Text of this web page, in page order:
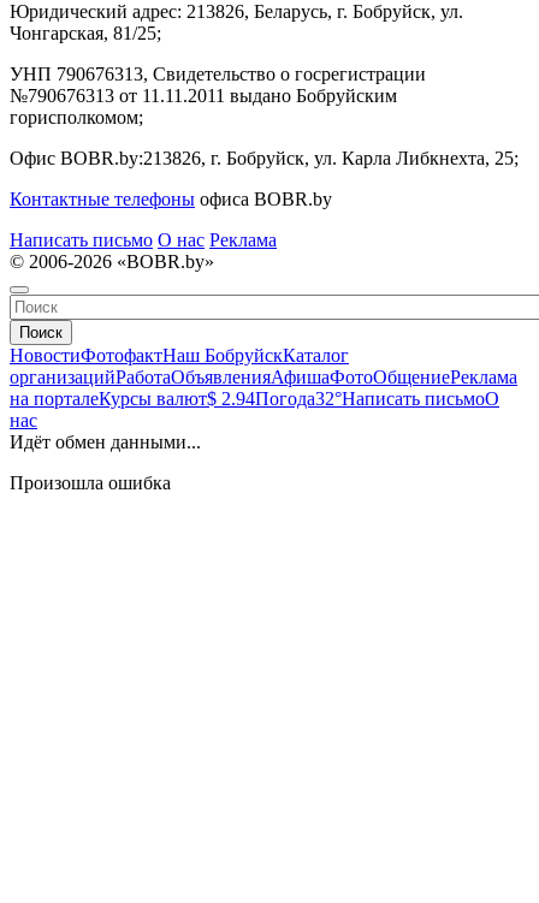
Юридический адрес: 213826, Беларусь, г. Бобруйск, ул.
Чонгарская, 81/25;
УНП 790676313, Свидетельство о госрегистрации
№790676313 от 11.11.2011 выдано Бобруйским
горисполкомом;
Офис BOBR.by:213826, г. Бобруйск, ул. Карла Либкнехта, 25;
Контактные телефоны офиса BOBR.by
Написать письмо О нас Реклама
© 2006-2026 «BOBR.by»
Поиск
НовостиФотофактНаш БобруйскКаталог
организацийРаботаОбъявленияАфишаФотоОбщениеРеклама
на порталеКурсы валют$ 2.94Погода32°Написать письмоО
нас
Идёт обмен данными...
Произошла ошибка